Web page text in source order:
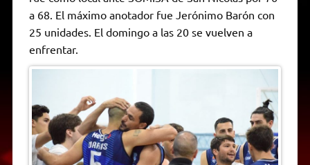
A
p
p
r
a
m
e
r
o
k
g
e
i
n
k
F
r
i
d
a 68. El máximo anotador fue Jerónimo Barón con
25 unidades. El domingo a las 20 se vuelven a
enfrentar.